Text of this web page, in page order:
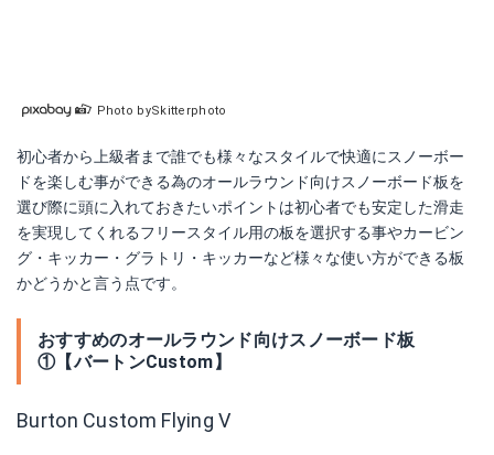
Photo bySkitterphoto
初心者から上級者まで誰でも様々なスタイルで快適にスノーボー
ドを楽しむ事ができる為のオールラウンド向けスノーボード板を
選び際に頭に入れておきたいポイントは初心者でも安定した滑走
を実現してくれるフリースタイル用の板を選択する事やカービン
グ・キッカー・グラトリ・キッカーなど様々な使い方ができる板
かどうかと言う点です。
おすすめのオールラウンド向けスノーボード板
①【バートンCustom】
Burton Custom Flying V